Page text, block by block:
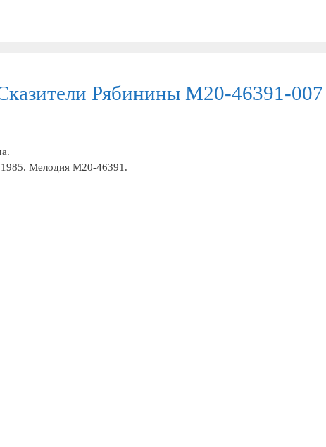
Рябинины М20-46391-007
1985. Мелодия М20-46391.